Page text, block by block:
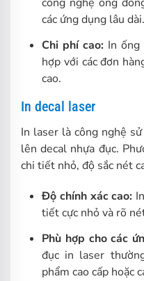
các ứng dụng lâu dài.
Chi phí cao: In ống
hợp với các đơn
cao.
In decal laser
In laser là công nghệ
lên decal nhựa đục.
chi tiết nhỏ, độ sắc nét
Độ chính xác cao:
tiết cực nhỏ và rõ
Phù hợp cho các
đục in laser
phẩm cao cấp hoặc